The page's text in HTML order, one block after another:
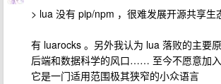
> lua 没有 pip/npm ，很难发展开源共享生
有 luarocks 。另外我认为 lua 落败的主要
后端和数据科学的风口…… 至今不愿意加
它是一门适用范围极其狭窄的小众语言